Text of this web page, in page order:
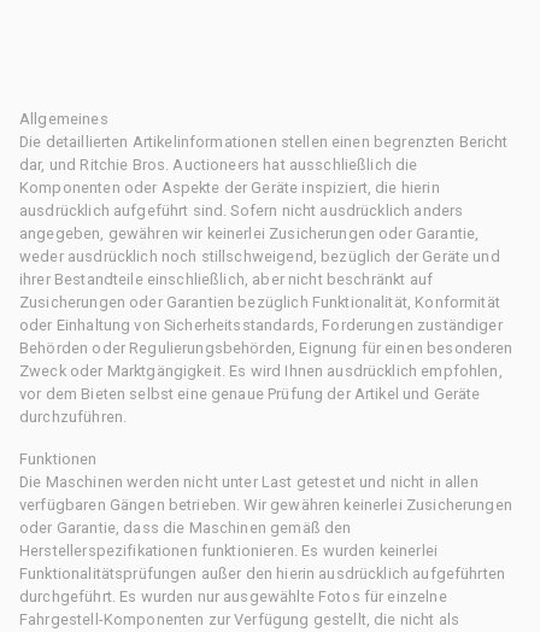
Allgemeines
Die detaillierten Artikelinformationen stellen einen begrenzten Bericht
dar, und Ritchie Bros. Auctioneers hat ausschließlich die
Komponenten oder Aspekte der Geräte inspiziert, die hierin
ausdrücklich aufgeführt sind. Sofern nicht ausdrücklich anders
angegeben, gewähren wir keinerlei Zusicherungen oder Garantie,
weder ausdrücklich noch stillschweigend, bezüglich der Geräte und
ihrer Bestandteile einschließlich, aber nicht beschränkt auf
Zusicherungen oder Garantien bezüglich Funktionalität, Konformität
oder Einhaltung von Sicherheitsstandards, Forderungen zuständiger
Behörden oder Regulierungsbehörden, Eignung für einen besonderen
Zweck oder Marktgängigkeit. Es wird Ihnen ausdrücklich empfohlen,
vor dem Bieten selbst eine genaue Prüfung der Artikel und Geräte
durchzuführen.
Funktionen
Die Maschinen werden nicht unter Last getestet und nicht in allen
verfügbaren Gängen betrieben. Wir gewähren keinerlei Zusicherungen
oder Garantie, dass die Maschinen gemäß den
Herstellerspezifikationen funktionieren. Es wurden keinerlei
Funktionalitätsprüfungen außer den hierin ausdrücklich aufgeführten
durchgeführt. Es wurden nur ausgewählte Fotos für einzelne
Fahrgestell-Komponenten zur Verfügung gestellt, die nicht als